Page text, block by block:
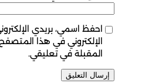
احفظ اسمي، بريدي
الإلكتروني في هذا
المقبلة في تعليقي.